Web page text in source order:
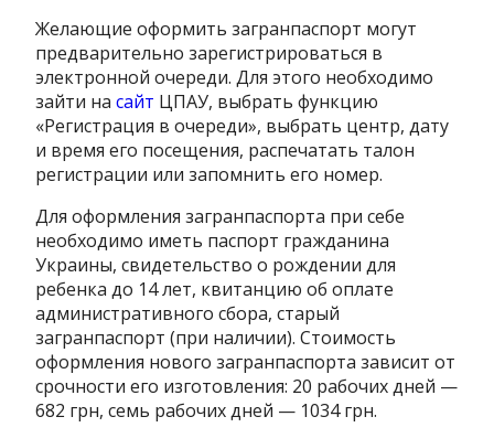
Желающие оформить загранпаспорт могут
предварительно зарегистрироваться в
электронной очереди. Для этого необходимо
зайти насайт ЦПАУ, выбрать функцию
«Регистрация в очереди», выбрать центр, дату
и время его посещения, распечатать талон
регистрации или запомнить его номер.
Для оформления загранпаспорта при себе
необходимо иметь паспорт гражданина
Украины, свидетельство о рождении для
ребенка до 14 лет, квитанцию об оплате
административного сбора, старый
загранпаспорт (при наличии). Стоимость
оформления нового загранпаспорта зависит от
срочности его изготовления: 20 рабочих дней —
682 грн, семь рабочих дней — 1034 грн.